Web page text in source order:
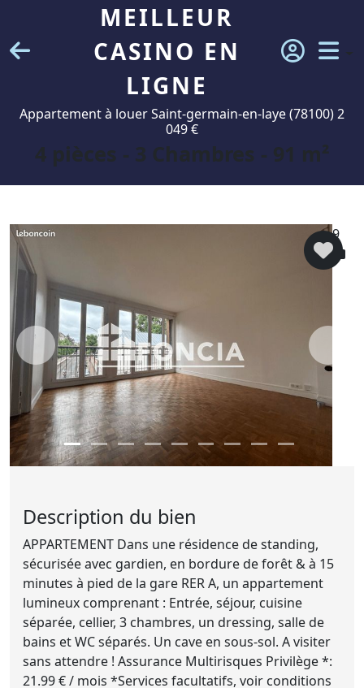
MEILLEUR
CASINO EN
LIGNE
Appartement à louer Saint-germain-en-laye (78100) 2
049 €
4 pièces - 3 Chambres - 91 m²
9
Description du bien
APPARTEMENT Dans une résidence de standing,
sécurisée avec gardien, en bordure de forêt & à 15
minutes à pied de la gare RER A, un appartement
lumineux comprenant : Entrée, séjour, cuisine
séparée, cellier, 3 chambres, un dressing, salle de
bains et WC séparés. Un cave en sous-sol. A visiter
sans attendre ! Assurance Multirisques Privilège *:
21.99 € / mois *Services facultatifs, voir conditions